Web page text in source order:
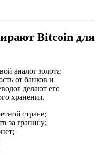
Bitcoin для
аналог золота:
от банков и
делают его
хранения.
стране;
за границу;